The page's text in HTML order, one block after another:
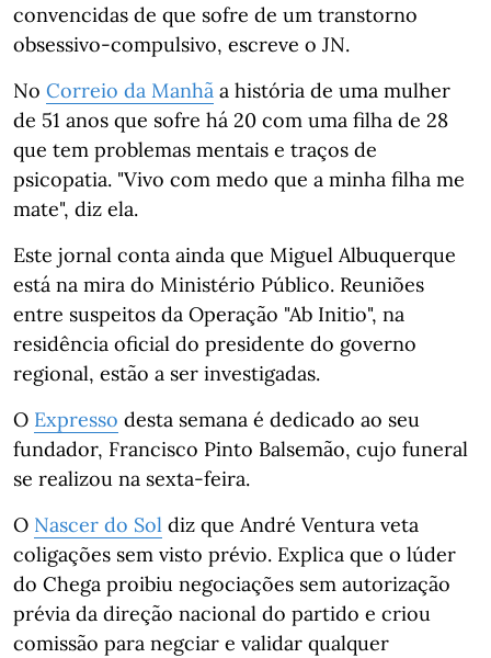
convencidas de que sofre de um transtorno
obsessivo-compulsivo, escreve o JN.
No Correio da Manhã a história de uma mulher
de 51 anos que sofre há 20 com uma filha de 28
que tem problemas mentais e traços de
psicopatia. "Vivo com medo que a minha filha me
mate", diz ela.
Este jornal conta ainda que Miguel Albuquerque
está na mira do Ministério Público. Reuniões
entre suspeitos da Operação "Ab Initio", na
residência oficial do presidente do governo
regional, estão a ser investigadas.
O Expresso desta semana é dedicado ao seu
fundador, Francisco Pinto Balsemão, cujo funeral
se realizou na sexta-feira.
O Nascer do Sol diz que André Ventura veta
coligações sem visto prévio. Explica que o lúder
do Chega proibiu negociações sem autorização
prévia da direção nacional do partido e criou
comissão para negciar e validar qualquer